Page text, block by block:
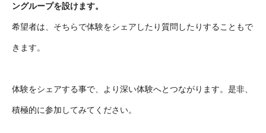
ングループを設けます。
希望者は、そちらで体験をシェアしたり質問したりすることもで
きます。
体験をシェアする事で、より深い体験へとつながります。是非、
積極的に参加してみてください。